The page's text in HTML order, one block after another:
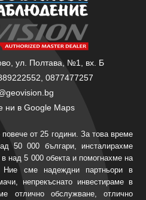
ул. Полтава, №1, вх. Б
0877477257
ни в Google Maps
от 25 години. За това време
50 000 българи, инсталирахме
над 5 000 обекта и помогнахме на
Ние сме надеждни партньори в
непрекъснато инвестираме в
отлично обслужване, отлично